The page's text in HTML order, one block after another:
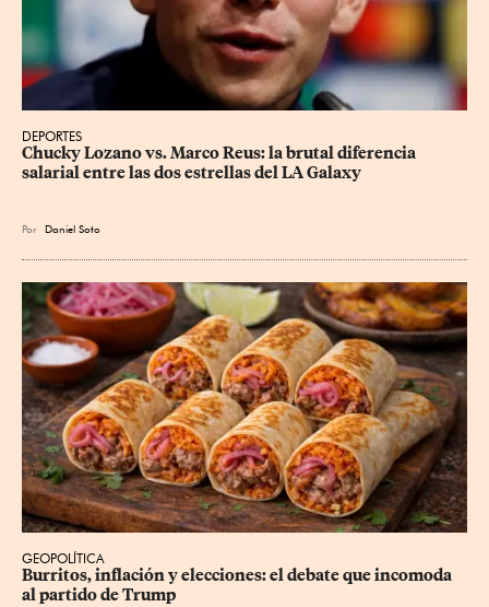
DEPORTES
Chucky Lozano vs. Marco Reus: la brutal diferencia
salarial entre las dos estrellas del LA Galaxy
Por Daniel Soto
GEOPOLÍTICA
Burritos, inflación y elecciones: el debate que incomoda
al partido de Trump